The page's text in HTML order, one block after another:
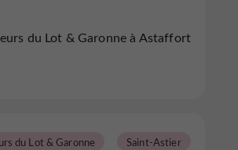
du Lot & Garonne à Astaffort
du Lot & Garonne Saint-Astier